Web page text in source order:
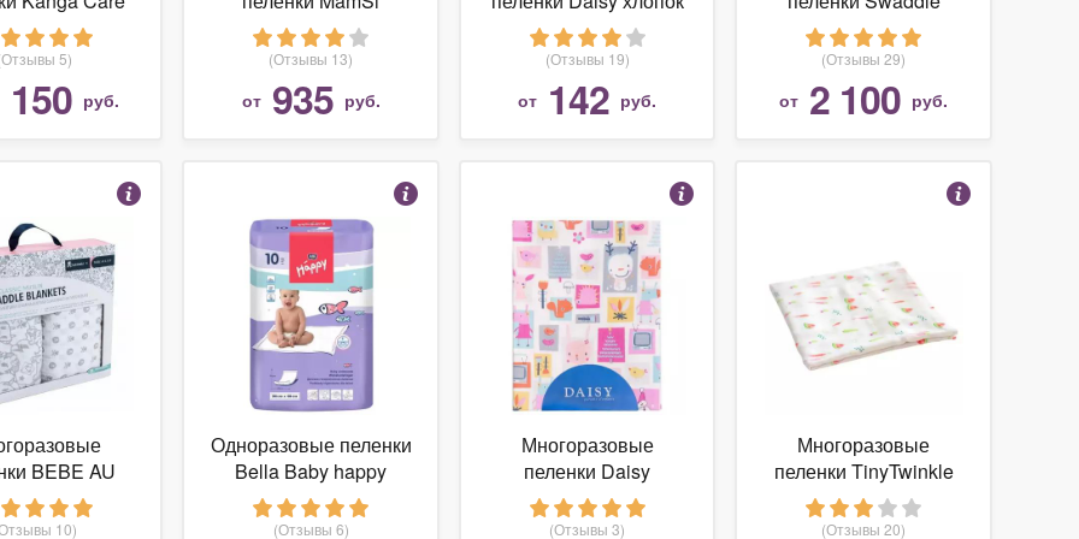
Pad 60х38
5)
150 руб.
бамбуковый муслин
120х120
(Отзывы 13)
от 935 руб.
75x120
(Отзывы 19)
от 142 руб.
Designs фланель
110х110
(Отзывы 29)
от 2 100 руб.
BEBE AU
муслиновые
набор 2 шт.
10)
Одноразовые пеленки
Bella Baby happy
60x90
(Отзывы 6)
Многоразовые
пеленки Daisy
фланель 75x120
(Отзывы 3)
Многоразовые
пеленки TinyTwinkle
хлопок 120х120
(Отзывы 20)